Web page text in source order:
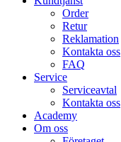
Order
Retur
Reklamation
Kontakta oss
FAQ
Service
Serviceavtal
Kontakta oss
Academy
Om oss